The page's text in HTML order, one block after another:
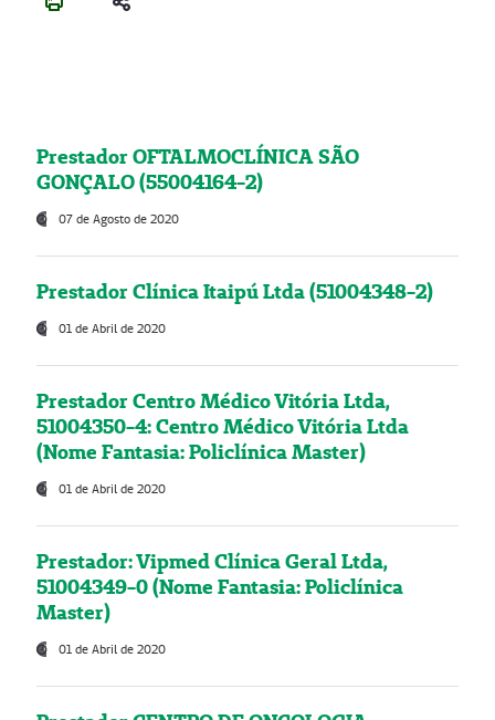
Prestador OFTALMOCLÍNICA SÃO
GONÇALO (55004164-2)
07 de Agosto de 2020
Prestador Clínica Itaipú Ltda (51004348-2)
01 de Abril de 2020
Prestador Centro Médico Vitória Ltda,
51004350-4: Centro Médico Vitória Ltda
(Nome Fantasia: Policlínica Master)
01 de Abril de 2020
Prestador: Vipmed Clínica Geral Ltda,
51004349-0 (Nome Fantasia: Policlínica
Master)
01 de Abril de 2020